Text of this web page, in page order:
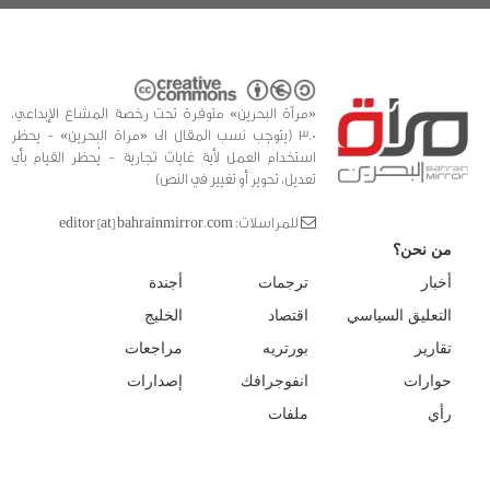
«مرآة البحرين» متوفرة تحت رخصة المشاع الإبداعي،
3.0 (يتوجب نسب المقال الى «مراة البحرين» - يحظر
استخدام العمل لأية غايات تجارية - يُحظر القيام بأي
تعديل، تحوير أو تغيير في النص)
للمراسلات: editor [at] bahrainmirror.com
من نحن؟
أخبار
التعليق السياسي
تقارير
حوارات
رأي
ترجمات
اقتصاد
بورتريه
انفوجرافك
ملفات
أجندة
الخليج
مراجعات
إصدارات